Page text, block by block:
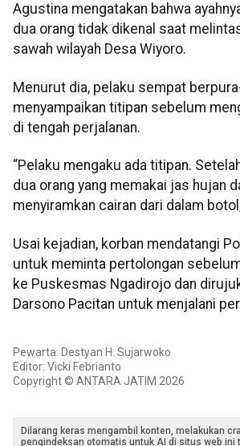
Agustina mengatakan bahwa
dua orang tidak dikenal saat
sawah wilayah Desa Wiyoro.
Menurut dia, pelaku sempat
menyampaikan titipan sebelum
di tengah perjalanan.
“Pelaku mengaku ada titipan.
dua orang yang memakai jas hujan
menyiramkan cairan dari dalam
Usai kejadian, korban mendatangi
untuk meminta pertolongan
ke Puskesmas Ngadirojo dan
Darsono Pacitan untuk menjalani
Pewarta: Destyan H. Sujarwoko
Editor: Vicki Febrianto
Copyright © ANTARA JATIM 2026
Dilarang keras mengambil konten, melakukan
pengindeksan otomatis untuk AI di situs web ini